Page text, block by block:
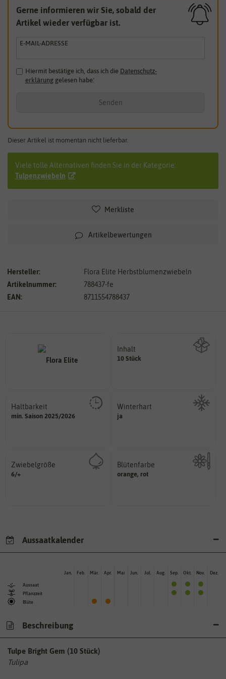
Gerne informieren wir Sie, sobald der
Artikel wieder verfügbar ist.
E-MAIL-ADRESSE
Hiermit bestätige ich, dass ich die Daten­schutz­
erklärunggelesen habe.*
Senden
Dieser Artikel ist momentan nicht lieferbar.
Viele tolle Alternativen finden Sie in der Kategorie:
Tulpenzwiebeln
Merkliste
Artikelbewertungen
Hersteller:
Flora Elite Herbstblumenzwiebeln
Artikelnummer:
788437-fe
EAN:
8711554788437
Inhalt
10 StückWie viel ist enthalten
Haltbarkeit
min. Saison 2025/2026
und Pflanzgut sehr gut keimen
sollte.
Winterhart
ja
Probleme überwintern können.
Zwiebelgröße
6/+
ersten und zweiten Wert
variieren. Blütenfarbe
orange, rot
Kann auch mehrfarbig sein.
Aussaatkalender
Aussaat
Pflanzzeit
Blüte
Jan. Feb. Mär. Apr. Mai Jun. Jul. Aug. Sep. Okt. Nov. Dez.
Beschreibung
Tulpe Bright Gem (10 Stück)
Tulipa